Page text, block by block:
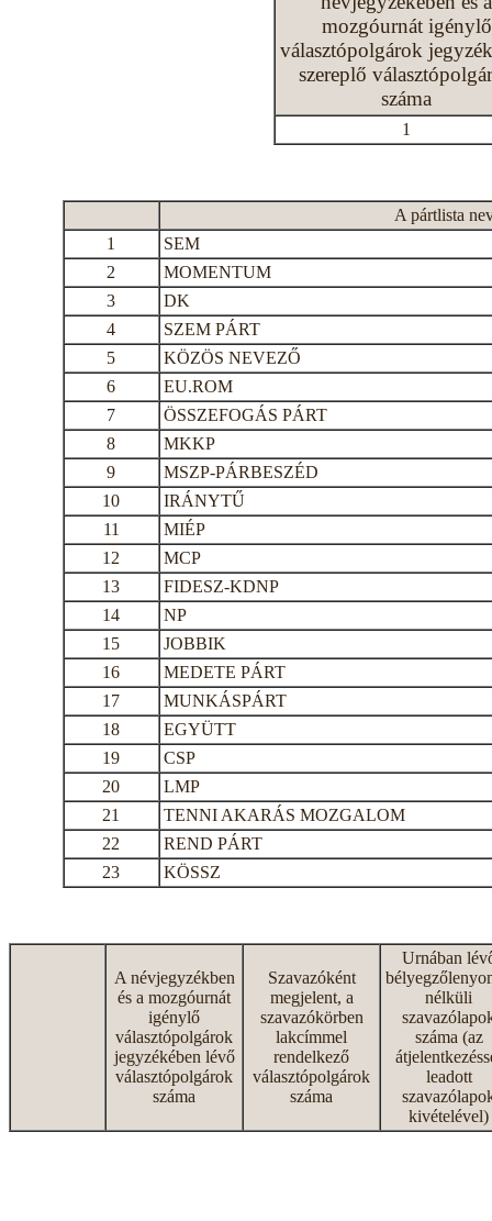
mozgóurnát igénylő
választópolgárok
szereplő
száma
1
A pártlista
1
SEM
2
MOMENTUM
3
DK
4
SZEM PÁRT
5
KÖZÖS NEVEZŐ
6
EU.ROM
7
ÖSSZEFOGÁS PÁRT
8
MKKP
9
MSZP-PÁRBESZÉD
10
IRÁNYTŰ
11
MIÉP
12
MCP
13
FIDESZ-KDNP
14
NP
15
JOBBIK
16
MEDETE PÁRT
17
MUNKÁSPÁRT
18
EGYÜTT
19
CSP
20
LMP
21
TENNI AKARÁS MOZGALOM
22
REND PÁRT
23
KÖSSZ
A névjegyzékben
és a mozgóurnát
igénylő
választópolgárok
jegyzékében lévő
választópolgárok
száma
Szavazóként
megjelent, a
szavazókörben
lakcímmel
rendelkező
választópolgárok
száma
Urnában
nélküli
száma (az
leadott
kivételével)